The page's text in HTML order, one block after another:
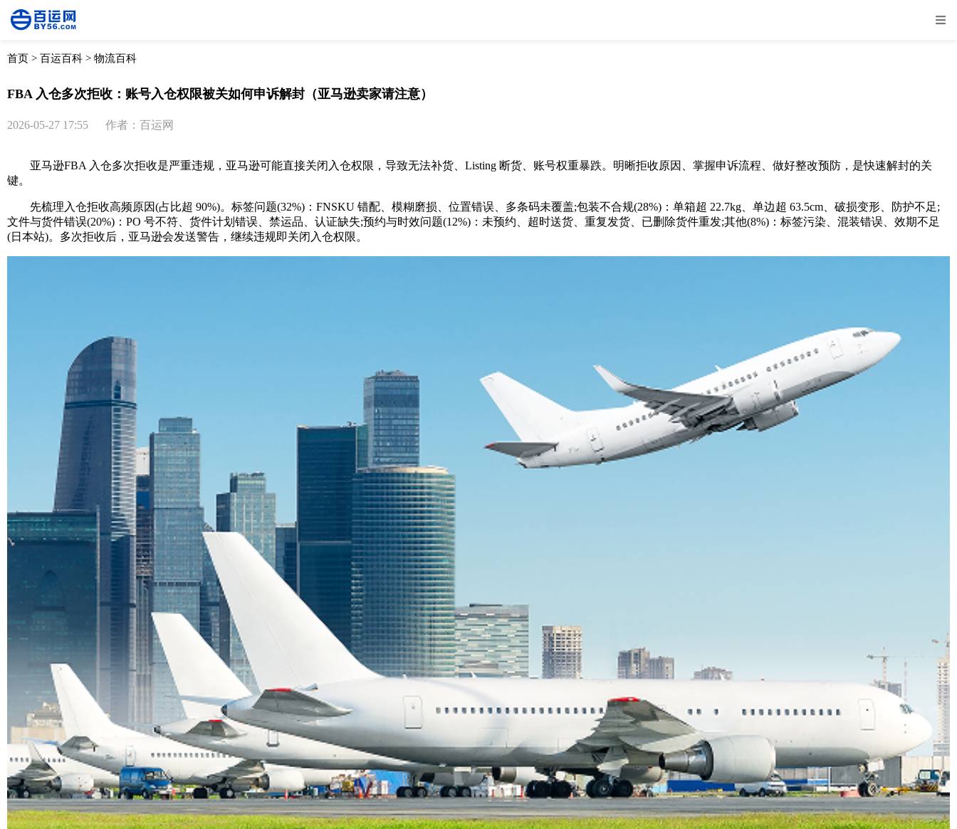
首页 > 百运百科 > 物流百科
FBA 入仓多次拒收：账号入仓权限被关如何申诉解封（亚马逊卖家请注意）
2026-05-27 17:55 作者：百运网
亚马逊FBA 入仓多次拒收是严重违规，亚马逊可能直接关闭入仓权限，导致无法补货、Listing 断货、账号权重暴跌。明晰拒收原因、掌握申诉流程、做好整改预防，是快速解封的关
键。
先梳理入仓拒收高频原因(占比超 90%)。标签问题(32%)：FNSKU 错配、模糊磨损、位置错误、多条码未覆盖;包装不合规(28%)：单箱超 22.7kg、单边超 63.5cm、破损变形、防护不足;
文件与货件错误(20%)：PO 号不符、货件计划错误、禁运品、认证缺失;预约与时效问题(12%)：未预约、超时送货、重复发货、已删除货件重发;其他(8%)：标签污染、混装错误、效期不足
(日本站)。多次拒收后，亚马逊会发送警告，继续违规即关闭入仓权限。